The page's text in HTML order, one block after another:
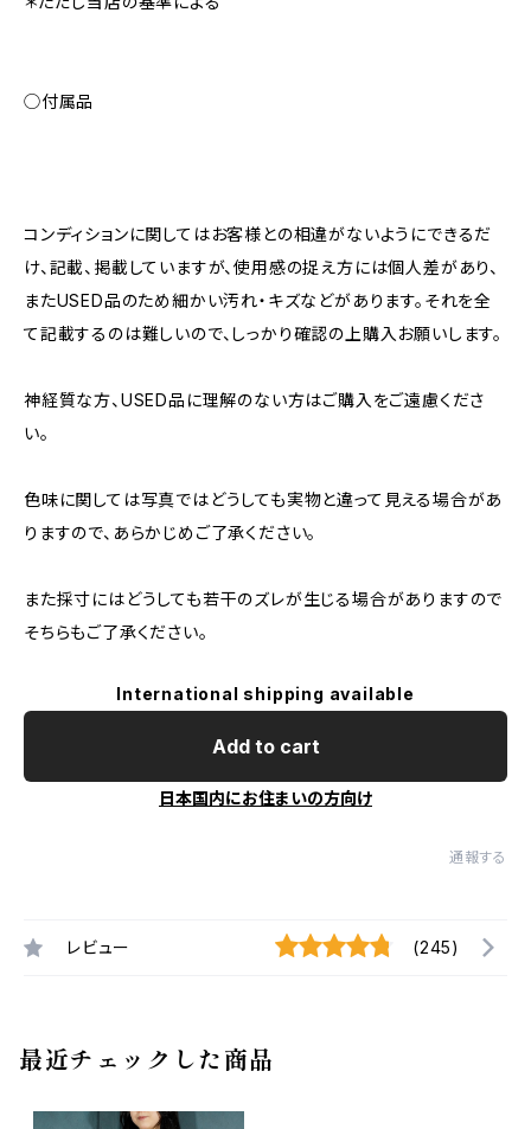
◯付属品
コンディションに関してはお客様との相違がないようにできるだ
け、記載、掲載していますが、使用感の捉え方には個人差があり、
またUSED品のため細かい汚れ・キズなどがあります。それを全
て記載するのは難しいので、しっかり確認の上購入お願いします。
神経質な方、USED品に理解のない方はご購入をご遠慮くださ
い。
色味に関しては写真ではどうしても実物と違って見える場合があ
りますので、あらかじめご了承ください。
また採寸にはどうしても若干のズレが生じる場合がありますので
そちらもご了承ください。
International shipping available
Add to cart
日本国内にお住まいの方向け
通報する
レビュー (245)
最近チェックした商品